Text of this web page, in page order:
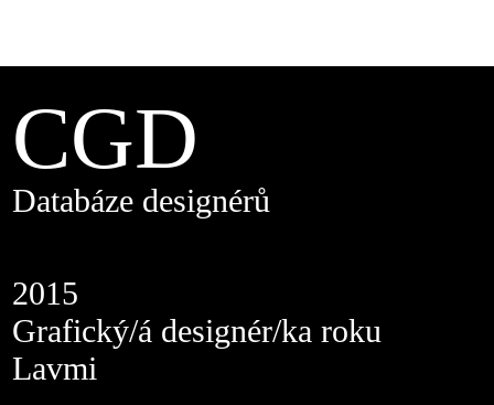
CGD
Databáze designérů
2015
Grafický/á designér/ka roku
Lavmi